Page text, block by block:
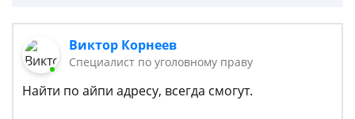
Виктор Корнеев
Cпециалист по уголовному праву
Найти по айпи адресу, всегда смогут.